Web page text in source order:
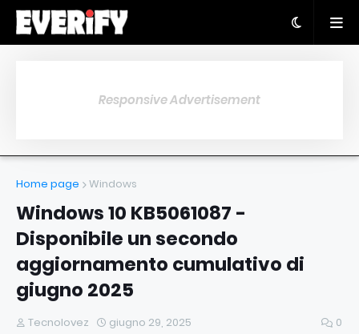
Responsive Advertisement
Home page Windows
Windows 10 KB5061087 -
Disponibile un secondo
aggiornamento cumulativo di
giugno 2025
Tecnolovez giugno 29, 2025 0